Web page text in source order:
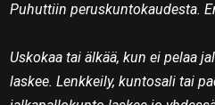
Puhuttiin peruskuntokaudesta.
Uskokaa tai älkää, kun ei pelaa
laskee. Lenkkeily, kuntosali tai